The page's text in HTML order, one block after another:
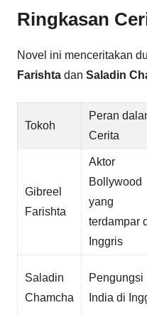
Ringkasan
Novel ini menceritakan
Farishta dan Saladin
Tokoh
Peran
Cerita
Gibreel
Farishta
Aktor
Bollywood
yang
terdampar
Inggris
Saladin
Chamcha
Pengungsi
India di